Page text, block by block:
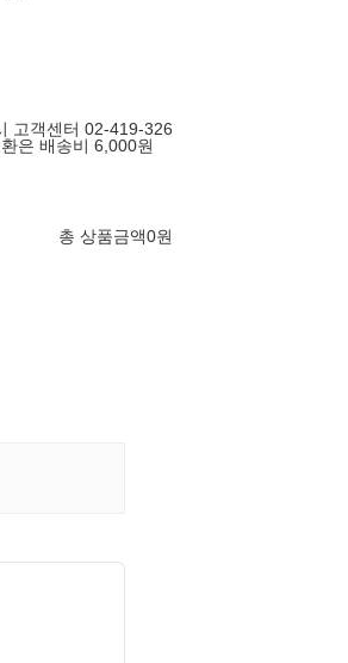
고객센터 02-419-326
은 배송비 6,000원
총 상품금액0원